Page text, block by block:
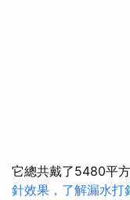
它總共戴了5480平
針效果，了解漏水打